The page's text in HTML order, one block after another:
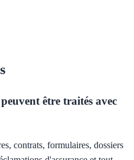
être traités avec
contrats, formulaires, dossiers